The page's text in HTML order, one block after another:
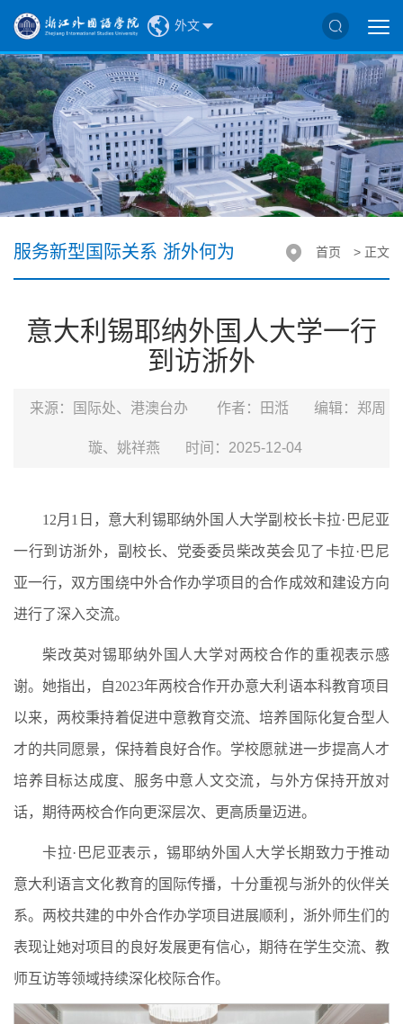
外文
服务新型国际关系 浙外何为 首页 > 正文
意大利锡耶纳外国人大学一行
到访浙外
来源：国际处、港澳台办 作者：田湉 编辑：郑周
璇、姚祥燕 时间：2025-12-04
12月1日，意大利锡耶纳外国人大学副校长卡拉·巴尼亚
一行到访浙外，副校长、党委委员柴改英会见了卡拉·巴尼
亚一行，双方围绕中外合作办学项目的合作成效和建设方向
进行了深入交流。
柴改英对锡耶纳外国人大学对两校合作的重视表示感
谢。她指出，自2023年两校合作开办意大利语本科教育项目
以来，两校秉持着促进中意教育交流、培养国际化复合型人
才的共同愿景，保持着良好合作。学校愿就进一步提高人才
培养目标达成度、服务中意人文交流，与外方保持开放对
话，期待两校合作向更深层次、更高质量迈进。
卡拉·巴尼亚表示，锡耶纳外国人大学长期致力于推动
意大利语言文化教育的国际传播，十分重视与浙外的伙伴关
系。两校共建的中外合作办学项目进展顺利，浙外师生们的
表现让她对项目的良好发展更有信心，期待在学生交流、教
师互访等领域持续深化校际合作。